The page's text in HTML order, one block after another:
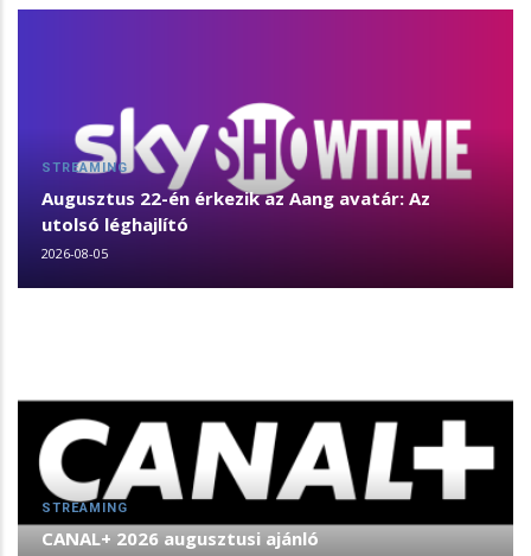
STREAMING
Augusztus 22-én érkezik az Aang avatár: Az
utolsó léghajlító
2026-08-05
STREAMING
CANAL+ 2026 augusztusi ajánló